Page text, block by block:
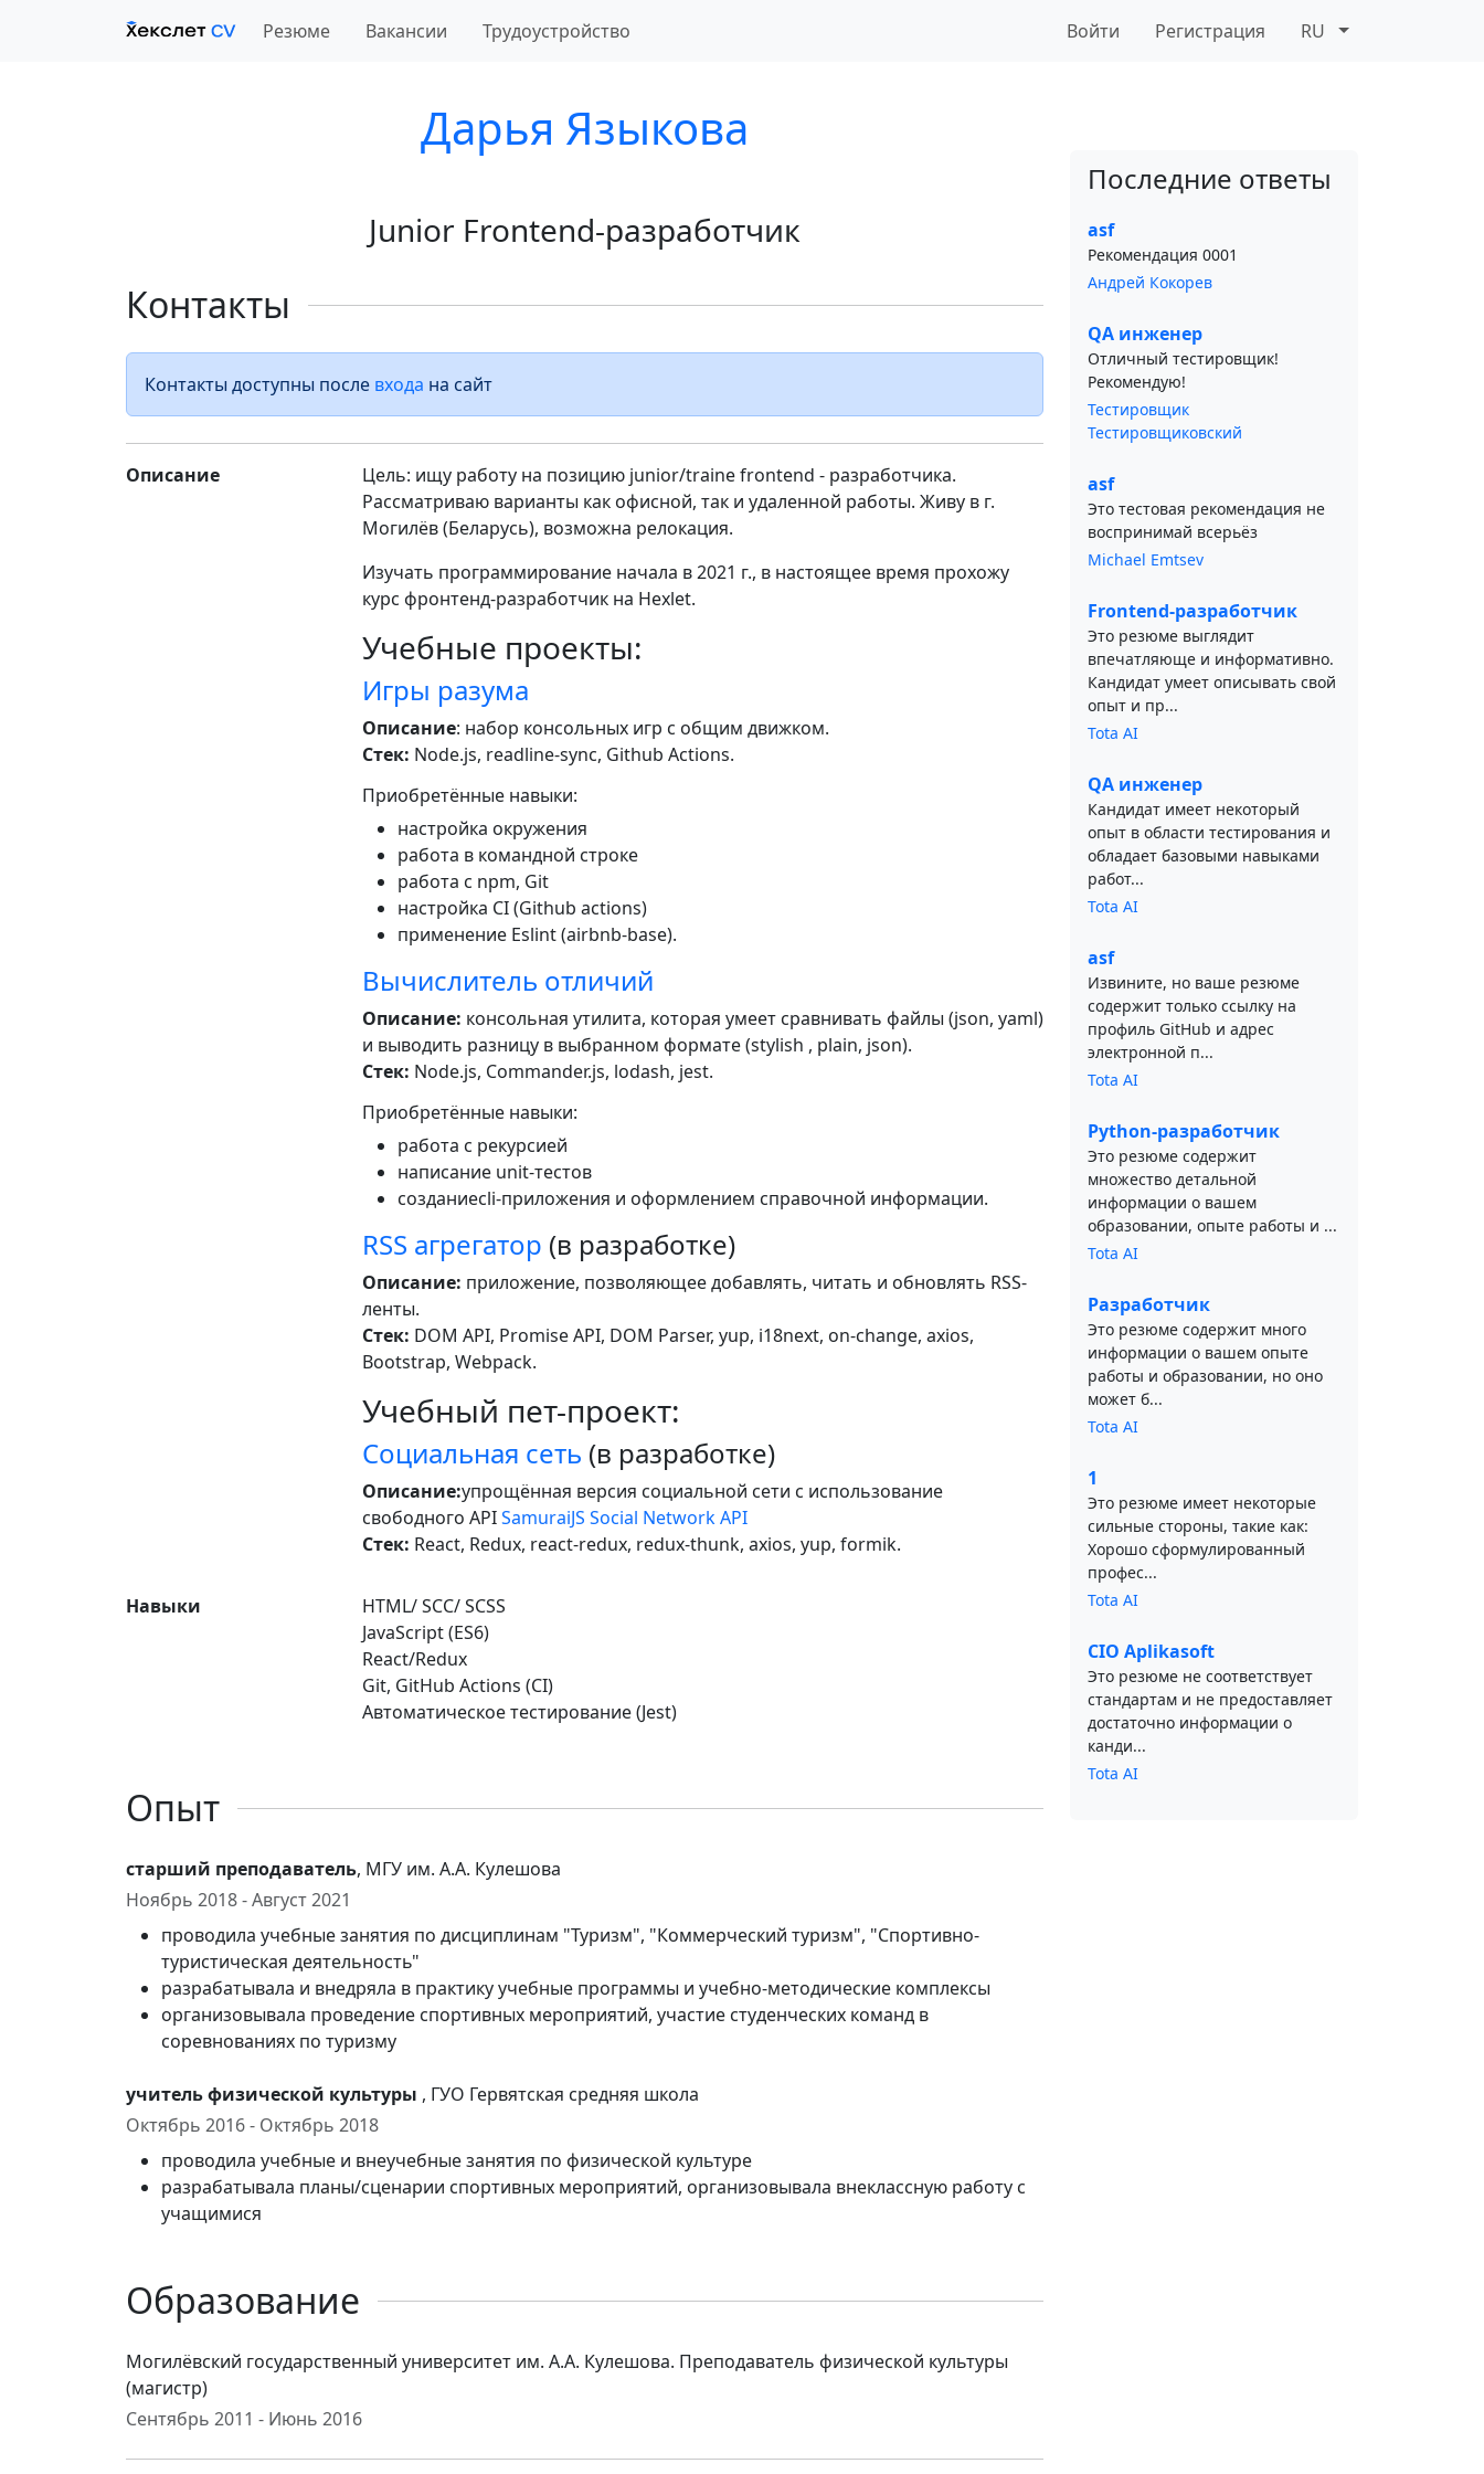
Резюме Вакансии Трудоустройство Войти Регистрация RU
Дарья Языкова
Junior Frontend-разработчик
Контакты
Контакты доступны после входа на сайт
Описание
Цель: ищу работу на позицию junior/traine frontend - разработчика.
Рассматриваю варианты как офисной, так и удаленной работы. Живу в г.
Могилёв (Беларусь), возможна релокация.
Изучать программирование начала в 2021 г., в настоящее время прохожу
курс фронтенд-разработчик на Hexlet.
Учебные проекты:
Игры разума
Описание: набор консольных игр с общим движком.
Стек: Node.js, readline-sync, Github Actions.
Приобретённые навыки:
настройка окружения
работа в командной строке
работа с npm, Git
настройка CI (Github actions)
применение Eslint (airbnb-base).
Вычислитель отличий
Описание: консольная утилита, которая умеет сравнивать файлы (json, yaml)
и выводить разницу в выбранном формате (stylish , plain, json).
Стек: Node.js, Commander.js, lodash, jest.
Приобретённые навыки:
работа с рекурсией
написание unit-тестов
созданиеcli-приложения и оформлением справочной информации.
RSS агрегатор (в разработке)
Описание: приложение, позволяющее добавлять, читать и обновлять RSS-
ленты.
Стек: DOM API, Promise API, DOM Parser, yup, i18next, on-сhange, axios,
Bootstrap, Webpack.
Учебный пет-проект:
Социальная сеть (в разработке)
Описание:упрощённая версия социальной сети с использование
свободного APISamuraiJS Social Network API
Стек: React, Redux, react-redux, redux-thunk, axios, yup, formik.
Навыки
HTML/ SCC/ SCSS
JavaScript (ES6)
React/Redux
Git, GitHub Actions (CI)
Автоматическое тестирование (Jest)
Опыт
старший преподаватель, МГУ им. А.А. Кулешова
Ноябрь 2018 - Август 2021
проводила учебные занятия по дисциплинам "Туризм", "Коммерческий туризм", "Спортивно-
туристическая деятельность"
разрабатывала и внедряла в практику учебные программы и учебно-методические комплексы
организовывала проведение спортивных мероприятий, участие студенческих команд в
соревнованиях по туризму
учитель физической культуры , ГУО Гервятская средняя школа
Октябрь 2016 - Октябрь 2018
проводила учебные и внеучебные занятия по физической культуре
разрабатывала планы/сценарии спортивных мероприятий, организовывала внеклассную работу с
учащимися
Образование
Могилёвский государственный университет им. А.А. Кулешова. Преподаватель физической культуры
(магистр)
Сентябрь 2011 - Июнь 2016
Последние ответы
asf
Рекомендация 0001
Андрей Кокорев
QA инженер
Отличный тестировщик!
Рекомендую!
Тестировщик
Тестировщиковский
asf
Это тестовая рекомендация не
воспринимай всерьёз
Michael Emtsev
Frontend-разработчик
Это резюме выглядит
впечатляюще и информативно.
Кандидат умеет описывать свой
опыт и пр...
Tota AI
QA инженер
Кандидат имеет некоторый
опыт в области тестирования и
обладает базовыми навыками
работ...
Tota AI
asf
Извините, но ваше резюме
содержит только ссылку на
профиль GitHub и адрес
электронной п...
Tota AI
Python-разработчик
Это резюме содержит
множество детальной
информации о вашем
образовании, опыте работы и ...
Tota AI
Разработчик
Это резюме содержит много
информации о вашем опыте
работы и образовании, но оно
может б...
Tota AI
1
Это резюме имеет некоторые
сильные стороны, такие как:
Хорошо сформулированный
профес...
Tota AI
CIO Aplikasoft
Это резюме не соответствует
стандартам и не предоставляет
достаточно информации о
канди...
Tota AI